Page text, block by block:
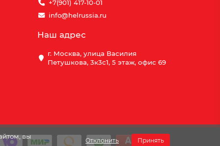
вы
Отклонить Принять
+7(901) 417-10-01
info@helrussia.ru
Наш адрес
г. Москва, улица Василия
Петушкова, 3к3c1, 5 этаж, офис 69